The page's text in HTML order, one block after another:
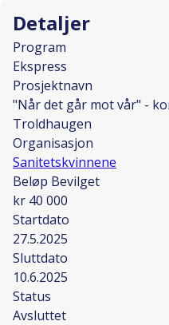
Detaljer
Program
Ekspress
Prosjektnavn
"Når det går mot vår" -
Troldhaugen
Organisasjon
Sanitetskvinnene
Beløp Bevilget
kr 40 000
Startdato
27.5.2025
Sluttdato
10.6.2025
Status
Avsluttet